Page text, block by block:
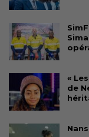
«
de